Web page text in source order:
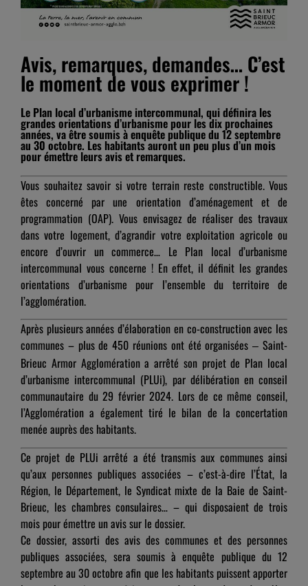
Avis, remarques, demandes… C’est
le moment de vous exprimer !
Le Plan local d’urbanisme intercommunal, qui définira les
grandes orientations d’urbanisme pour les dix prochaines
années, va être soumis à enquête publique du 12 septembre
au 30 octobre. Les habitants auront un peu plus d’un mois
pour émettre leurs avis et remarques.
Vous souhaitez savoir si votre terrain reste constructible. Vous
êtes concerné par une orientation d’aménagement et de
programmation (OAP). Vous envisagez de réaliser des travaux
dans votre logement, d’agrandir votre exploitation agricole ou
encore d’ouvrir un commerce… Le Plan local d’urbanisme
intercommunal vous concerne ! En effet, il définit les grandes
orientations d’urbanisme pour l’ensemble du territoire de
l’agglomération.
Après plusieurs années d’élaboration en co-construction avec les
communes – plus de 450 réunions ont été organisées–Saint-
Brieuc Armor Agglomération a arrêté son projet de Plan local
d’urbanisme intercommunal (PLUi), par délibération en conseil
communautaire du 29 février 2024. Lors de ce même conseil,
l’Agglomération a également tiré le bilan de la concertation
menée auprès des habitants.
Ce projet de PLUi arrêté a été transmis aux communes ainsi
qu’aux personnes publiques associées – c’est-à-dire l’État, la
Région, le Département, le Syndicat mixte de la Baie de Saint-
Brieuc, les chambres consulaires… – qui disposaient de trois
mois pour émettre un avis sur le dossier.
Ce dossier, assorti des avis des communes et des personnes
publiques associées, sera soumis à enquête publique du 12
septembre au 30 octobre afin que les habitants puissent apporter